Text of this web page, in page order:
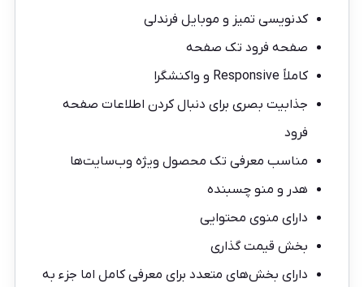
کدنویسی تمیز و موبایل فرندلی
صفحه فرود تک صفحه
کاملاً Responsive و واکنشگرا
جذابیت بصری برای دنبال کردن اطلاعات صفحه
فرود
مناسب معرفی تک محصول ویژه وب‌سایت‌ها
هدر و منو چسبنده
دارای منوی محتوایی
بخش قیمت گذاری
دارای بخش‌های متعدد برای معرفی کامل اما جزء به